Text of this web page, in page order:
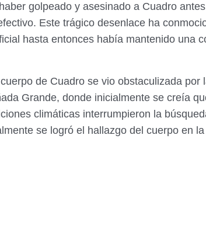
golpeado y asesinado a Cuadro
Este trágico desenlace ha
hasta entonces había mantenido una
de Cuadro se vio obstaculizada por
Grande, donde inicialmente se creía
climáticas interrumpieron la
se logró el hallazgo del cuerpo en